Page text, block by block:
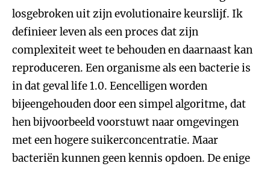
losgebroken uit zijn evolutionaire keurslijf. Ik
definieer leven als een proces dat zijn
complexiteit weet te behouden en daarnaast kan
reproduceren. Een organisme als een bacterie is
in dat geval life 1.0. Eencelligen worden
bijeengehouden door een simpel algoritme, dat
hen bijvoorbeeld voorstuwt naar omgevingen
met een hogere suikerconcentratie. Maar
bacteriën kunnen geen kennis opdoen. De enige